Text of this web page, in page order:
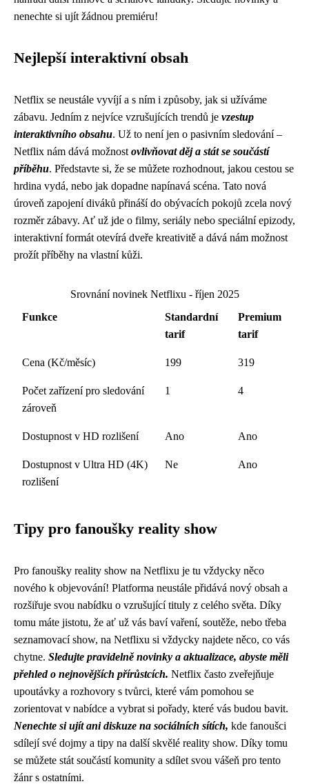
nenechte si ujít žádnou premiéru!
Nejlepší interaktivní obsah
Netflix se neustále vyvíjí a s ním i způsoby, jak si užíváme
zábavu. Jedním z nejvíce vzrušujících trendů je vzestup
interaktivního obsahu. Už to není jen o pasivním sledování –
Netflix nám dává možnost ovlivňovat děj a stát se součástí
příběhu. Představte si, že se můžete rozhodnout, jakou cestou se
hrdina vydá, nebo jak dopadne napínavá scéna. Tato nová
úroveň zapojení diváků přináší do obývacích pokojů zcela nový
rozměr zábavy. Ať už jde o filmy, seriály nebo speciální epizody,
interaktivní formát otevírá dveře kreativitě a dává nám možnost
prožít příběhy na vlastní kůži.
Srovnání novinek Netflixu - říjen 2025
Funkce
Standardní
tarif
Premium
tarif
Cena (Kč/měsíc) 199 319
Počet zařízení pro sledování
zároveň
1 4
Dostupnost v HD rozlišení Ano Ano
Dostupnost v Ultra HD (4K)
rozlišení
Ne Ano
Tipy pro fanoušky reality show
Pro fanoušky reality show na Netflixu je tu vždycky něco
nového k objevování! Platforma neustále přidává nový obsah a
rozšiřuje svou nabídku o vzrušující tituly z celého světa. Díky
tomu máte jistotu, že ať už vás baví vaření, soutěže, nebo třeba
seznamovací show, na Netflixu si vždycky najdete něco, co vás
chytne. Sledujte pravidelně novinky a aktualizace, abyste měli
přehled o nejnovějších přírůstcích. Netflix často zveřejňuje
upoutávky a rozhovory s tvůrci, které vám pomohou se
zorientovat v nabídce a vybrat si pořady, které vás budou bavit.
Nenechte si ujít ani diskuze na sociálních sítích, kde fanoušci
sdílejí své dojmy a tipy na další skvělé reality show. Díky tomu
se můžete stát součástí komunity a sdílet svou vášeň pro tento
žánr s ostatními.